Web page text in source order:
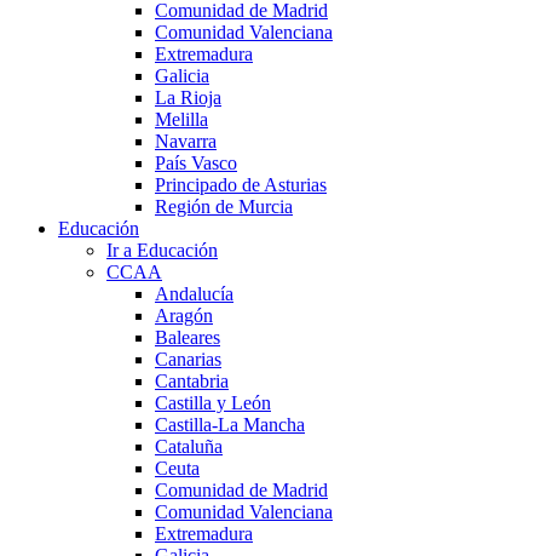
Comunidad de Madrid
Comunidad Valenciana
Extremadura
Galicia
La Rioja
Melilla
Navarra
País Vasco
Principado de Asturias
Región de Murcia
Educación
Ir a Educación
CCAA
Andalucía
Aragón
Baleares
Canarias
Cantabria
Castilla y León
Castilla-La Mancha
Cataluña
Ceuta
Comunidad de Madrid
Comunidad Valenciana
Extremadura